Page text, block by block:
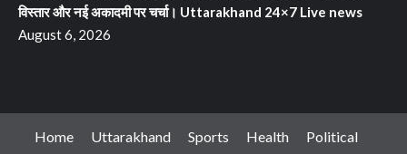
विस्तार और नई अकादमी पर चर्चा। Uttarakhand 24×7 Live news
August 6, 2026
Home Uttarakhand Sports Health
Political